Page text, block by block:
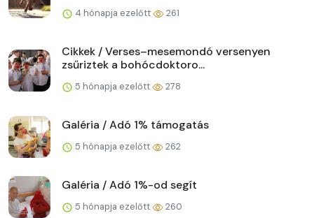
4 hónapja ezelőtt 261
Cikkek / Verses–mesemondó versenyen
zsűriztek a bohócdoktoro...
5 hónapja ezelőtt 278
Galéria / Adó 1% támogatás
5 hónapja ezelőtt 262
Galéria / Adó 1%-od segít
5 hónapja ezelőtt 260